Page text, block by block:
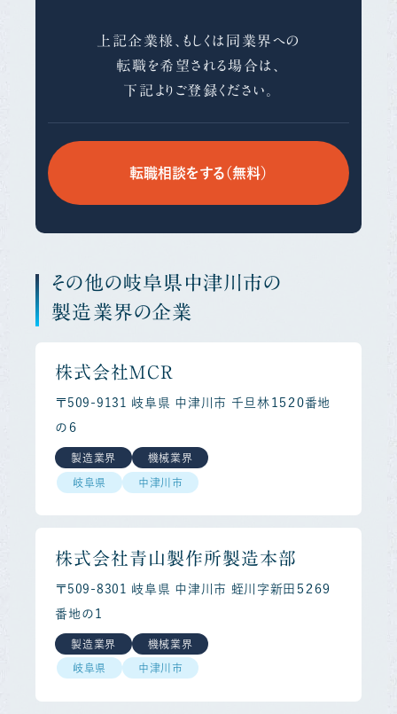
上記企業様、もしくは同業界への
転職を希望される場合は、
下記よりご登録ください。
転職相談をする（無料）
その他の岐阜県中津川市の
製造業界の企業
株式会社ＭＣＲ
〒509-9131 岐阜県 中津川市 千旦林１５２０番地
の６
製造業界 機械業界
岐阜県 中津川市
株式会社青山製作所製造本部
〒509-8301 岐阜県 中津川市 蛭川字新田５２６９
番地の１
製造業界 機械業界
岐阜県 中津川市